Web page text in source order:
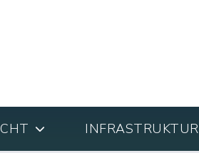
INFRASTRUKTUR